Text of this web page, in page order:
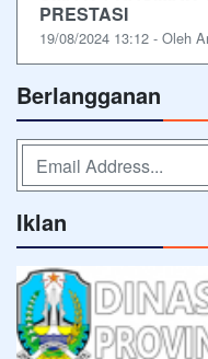
PRESTASI
19/08/2024 13:12 - Oleh
Berlangganan
Iklan